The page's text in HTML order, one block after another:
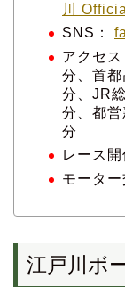
川
SNS：
アクセ
分、首
分、JR
分、都
分
レース
モーター
江戸川ボ